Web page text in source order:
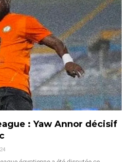
: Yaw Annor décisif